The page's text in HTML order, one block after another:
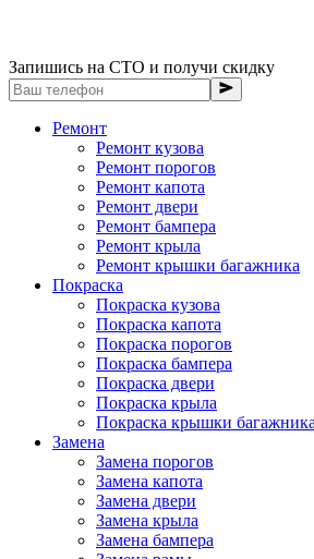
Запишись на СТО и получи скидку
Ремонт
Ремонт кузова
Ремонт порогов
Ремонт капота
Ремонт двери
Ремонт бампера
Ремонт крыла
Ремонт крышки багажника
Покраска
Покраска кузова
Покраска капота
Покраска порогов
Покраска бампера
Покраска двери
Покраска крыла
Покраска крышки багажника
Замена
Замена порогов
Замена капота
Замена двери
Замена крыла
Замена бампера